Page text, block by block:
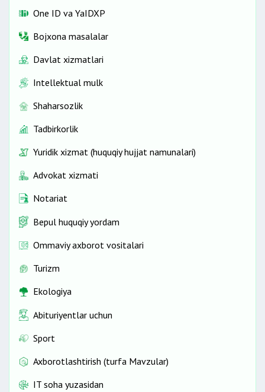
One ID vа YaIDXP
Bojxona masalalar
Davlat xizmatlari
Intellektual mulk
Shaharsozlik
Tadbirkorlik
Yuridik xizmat (huquqiy hujjat namunalari)
Advokat xizmati
Notariat
Bepul huquqiy yordam
Ommaviy axborot vositalari
Turizm
Ekologiya
Abituriyentlar uchun
Sport
Axborotlashtirish (turfa Mavzular)
IT soha yuzasidan